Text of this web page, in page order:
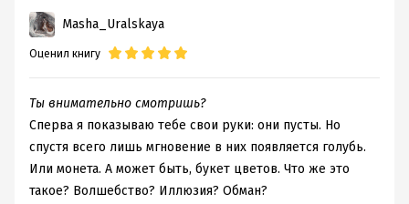
недопустимые границы. Смертельное противостояние.
Все заходит слишком далеко.
них. Не оставляет путей к отступлению.
Ежедневный кошмар. Неминуемая трагедия.
И после радости от наконец-то раскрытой загадки
остается лишь бесцельное существование. Одинокое.
Masha_Uralskaya
Оценил книгу
Ты внимательно смотришь?
Сперва я показываю тебе свои руки: они пусты. Но
спустя всего лишь мгновение в них появляется голубь.
Или монета. А может быть, букет цветов. Что же это
такое? Волшебство? Иллюзия? Обман?